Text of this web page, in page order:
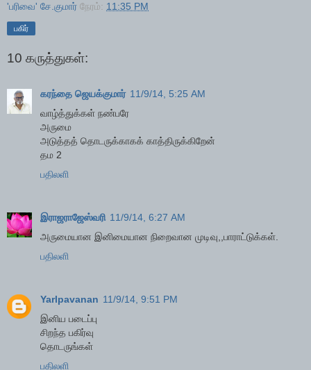
'பரிவை' சே.குமார் நேரம்: 11:35 PM
பகிர்
10 கருத்துகள்:
கரந்தை ஜெயக்குமார் 11/9/14, 5:25 AM
வாழ்த்துக்கள் நண்பரே
அருமை
அடுத்தத் தொடருக்காகக் காத்திருக்கிறேன்
தம 2
பதிலளி
இராஜராஜேஸ்வரி 11/9/14, 6:27 AM
அருமையான இனிமையான நிறைவான முடிவு,,பாராட்டுக்கள்.
பதிலளி
Yarlpavanan 11/9/14, 9:51 PM
இனிய படைப்பு
சிறந்த பகிர்வு
தொடருங்கள்
பதிலளி